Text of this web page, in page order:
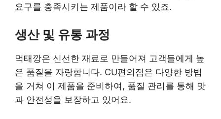
요구를 충족시키는 제품이라 할 수 있죠.
생산 및 유통 과정
먹태깡은 신선한 재료로 만들어져 고객들에게 높
은 품질을 자랑합니다. CU편의점은 다양한 방법
을 거쳐 이 제품을 준비하여, 품질 관리를 통해 맛
과 안전성을 보장하고 있어요.